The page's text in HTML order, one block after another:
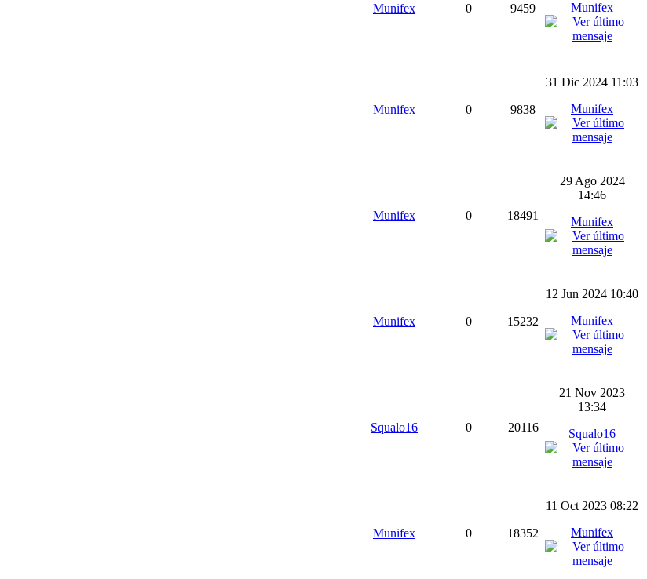
Munifex 0 9459
Munifex
Munifex 0 9838
31 Dic 2024 11:03
Munifex
Munifex 0 18491
29 Ago 2024
14:46
Munifex
Munifex 0 15232
12 Jun 2024 10:40
Munifex
Squalo16 0 20116
21 Nov 2023
13:34
Squalo16
Munifex 0 18352
11 Oct 2023 08:22
Munifex